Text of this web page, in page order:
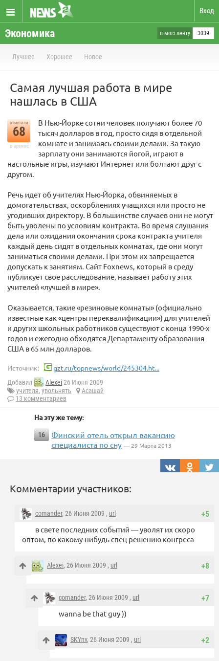
Вход
Экономика в мою ленту 3039
Лучшее Хорошее Новое
Самая лучшая работа в мире
нашлась в США
отметили
68
в архиве
В Нью-Йорке сотни человек получают более 70
тысяч долларов в год, просто сидя в отдельной
комнате и занимаясь своими делами. За такую
зарплату они занимаются йогой, играют в
настольные игры, изучают Интернет или болтают друг с
другом.
Речь идет об учителях Нью-Йорка, обвиняемых в
домогательствах, оскорблениях учащихся или просто не
угодивших директору. В большинстве случаев они не могут
быть уволены по условиям контракта. Во время слушания
дела или ожидания окончания срока контракта учителя
каждый день сидят в отдельных комнатах, где они могут
заниматься своими делами. При этом их запрещается
допускать к занятиям. Сайт Foxnews, который в среду
публикует свое расследование, называет работу этих
учителей «лучшей в мире».
Оказывается, такие «резиновые комнаты» (официально
известные как «центры переквалификации») для учителей
и других школьных работников существуют с конца 1990-х
годов и ежегодно обходятся Департаменту образования
США в 65 млн долларов.
Источник: gzt.ru/topnews/world/245304.ht...
Добавил Alexei26 Июня 2009
учителя, увольнять
Асашай
13 комментариев
На эту же тему:
16
Финский отель открыл вакансию
специалиста по сну — 29 Марта 2013
Комментарии участников:
+5
comander, 26 Июня 2009 , url
в свете последних событий — уволят их скоро
оптом, по какому-нибудь спец решению конгреса
+8
Alexei, 26 Июня 2009 , url
+7
comander, 26 Июня 2009 , url
wanna be that guy ))
+2
SKYnv, 26 Июня 2009 , url